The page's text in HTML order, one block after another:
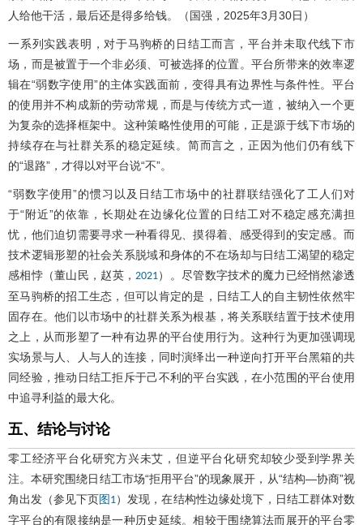
人给他干活，最后还是得多给钱。（国强，2025年3月30日）
一系列实践表明，对于马驹桥的日结工而言，平台并未取代线下市
场，而是被置于一个非必须、可被选择的位置。平台所带来的效率逻
辑在“弱数字使用”的主体实践面前，变得具有边界性与条件性。平台
的使用并不构成新的劳动常规，而是与传统方式一道，被纳入一个更
为复杂的选择框架中。这种策略性使用的可能，正是源于线下市场的
持续存在与社群关系的稳定延续。简而言之，正因为他们仍有线下
的“退路”，才得以对平台说“不”。
“弱数字使用”的惯习以及日结工市场中的社群联结强化了工人们对
于“附近”的依靠，长期处在边缘化位置的日结工对不稳定感充满担
忧，他们迫切需要寻求一种看得见、摸得着、感受得到的安定感。而
技术逻辑形塑的社会关系脱域和身体的不在场却与日结工渴望的稳定
感相悖（董山民，赵英， 2021）。尽管数字技术的魔力已经悄然渗透
至马驹桥的招工生态，但可以肯定的是，日结工人的自主韧性依然牢
固存在。他们以市场中的社群关系为根基，将关系联结置于技术使用
之上，从而形塑了一种有边界的平台使用行为。这种行为更加强调现
实场景与人、人与人的连接，同时演绎出一种逆向打开平台黑箱的共
同经验，推动日结工拒斥于己不利的平台实践，在小范围的平台使用
中追寻利益的最大化。
五、结论与讨论
零工经济平台化研究方兴未艾，但逆平台化研究却较少受到学界关
注。本研究围绕日结工市场“拒用平台”的现象展开，从“结构—协商”视
角出发（参见下页图1）发现，在结构性边缘处境下，日结工群体对数
字平台的有限接纳是一种历史延续。相较于围绕算法而展开的平台零